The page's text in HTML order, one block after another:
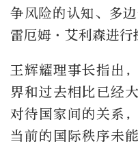
争风险的认知、多
雷厄姆·艾利森进行
王辉耀理事长指出
界和过去相比已经
对待国家间的关系
当前的国际秩序未